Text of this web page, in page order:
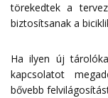
törekedtek a
biztosítsanak a
Ha ilyen új
kapcsolatot
bővebb